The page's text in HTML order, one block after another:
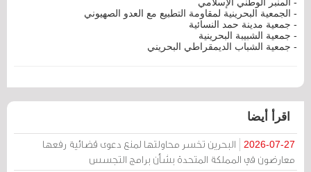
- الجمعية البحرينية لمقاومة التطبيع مع العدو الصهيوني
- جمعية مدينة حمد النسائية
- جمعية الشبيبة البحرينية
- جمعية الشباب الديمقراطي البحريني
اقرأ أيضا
2026-07-27
البحرين تخسر محاولتها لمنع دعوى قضائية رفعها
معارضون في المملكة المتحدة بشأن برامج التجسس